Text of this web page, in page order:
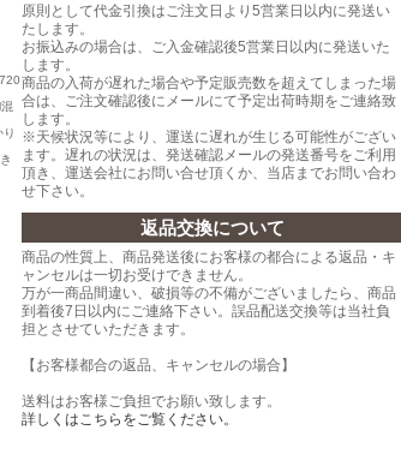
720
り
き
原則として代金引換はご注文日より5営業日以内に発送い
たします。
お振込みの場合は、ご入金確認後5営業日以内に発送いた
します。
商品の入荷が遅れた場合や予定販売数を超えてしまった場
合は、ご注文確認後にメールにて予定出荷時期をご連絡致
します。
※天候状況等により、運送に遅れが生じる可能性がござい
ます。遅れの状況は、発送確認メールの発送番号をご利用
頂き、運送会社にお問い合せ頂くか、当店までお問い合わ
せ下さい。
返品交換について
商品の性質上、商品発送後にお客様の都合による返品・キ
ャンセルは一切お受けできません。
万が一商品間違い、破損等の不備がございましたら、商品
到着後7日以内にご連絡下さい。誤品配送交換等は当社負
担とさせていただきます。
【お客様都合の返品、キャンセルの場合】
送料はお客様ご負担でお願い致します。
詳しくはこちらをご覧ください。